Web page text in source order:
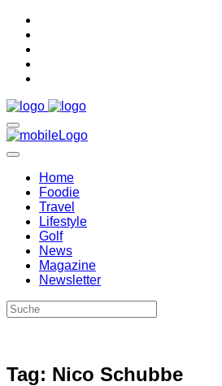
Home
Foodie
Travel
Lifestyle
Golf
News
Magazine
Newsletter
Tag: Nico Schubbe